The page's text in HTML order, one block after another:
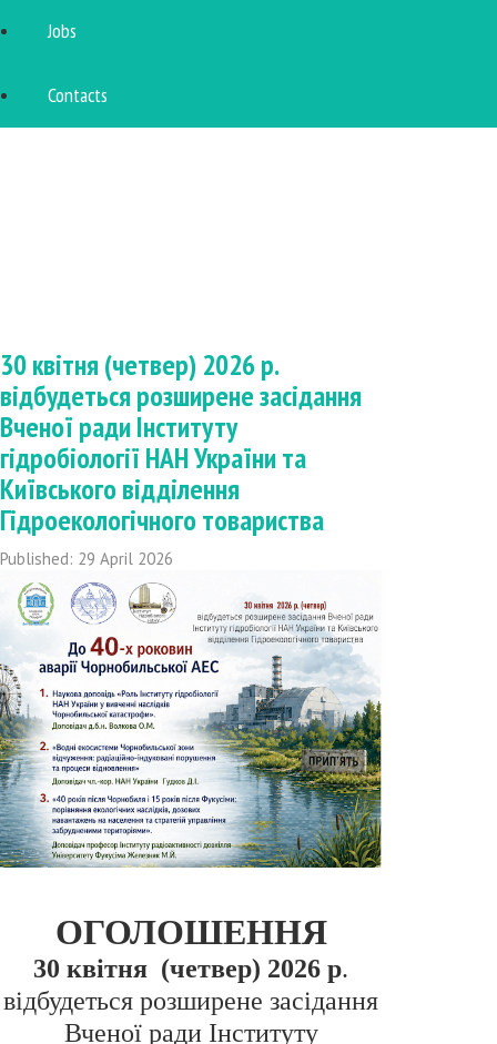
Jobs
Contacts
30 квітня (четвер) 2026 р.
відбудеться розширене засідання
Вченої ради Інституту
гідробіології НАН України та
Київського відділення
Гідроекологічного товариства
Published: 29 April 2026
ОГОЛОШЕННЯ
30 квітня (четвер) 2026 р.
відбудеться розширене засідання
Вченої ради Інституту